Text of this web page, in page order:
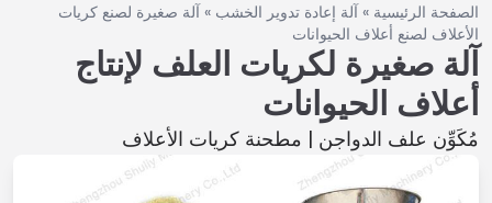
الصفحة الرئيسية » آلة إعادة تدوير الخشب » آلة صغيرة لصنع كريات
الأعلاف لصنع أعلاف الحيوانات
آلة صغيرة لكريات العلف لإنتاج
أعلاف الحيوانات
مُكَوِّن علف الدواجن | مطحنة كريات الأعلاف